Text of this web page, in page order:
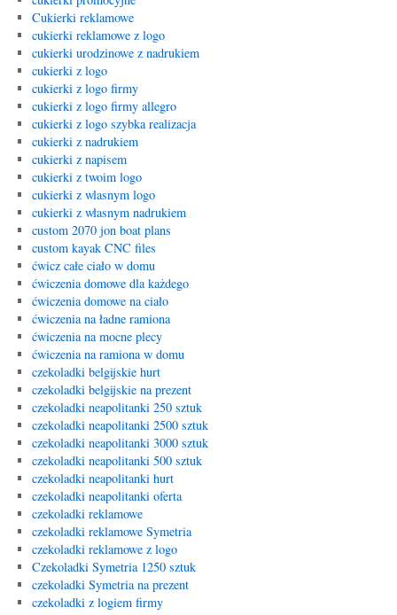
Cukierki reklamowe
cukierki reklamowe z logo
cukierki urodzinowe z nadrukiem
cukierki z logo
cukierki z logo firmy
cukierki z logo firmy allegro
cukierki z logo szybka realizacja
cukierki z nadrukiem
cukierki z napisem
cukierki z twoim logo
cukierki z wlasnym logo
cukierki z własnym nadrukiem
custom 2070 jon boat plans
custom kayak CNC files
ćwicz całe ciało w domu
ćwiczenia domowe dla każdego
ćwiczenia domowe na ciało
ćwiczenia na ładne ramiona
ćwiczenia na mocne plecy
ćwiczenia na ramiona w domu
czekoladki belgijskie hurt
czekoladki belgijskie na prezent
czekoladki neapolitanki 250 sztuk
czekoladki neapolitanki 2500 sztuk
czekoladki neapolitanki 3000 sztuk
czekoladki neapolitanki 500 sztuk
czekoladki neapolitanki hurt
czekoladki neapolitanki oferta
czekoladki reklamowe
czekoladki reklamowe Symetria
czekoladki reklamowe z logo
Czekoladki Symetria 1250 sztuk
czekoladki Symetria na prezent
czekoladki z logiem firmy